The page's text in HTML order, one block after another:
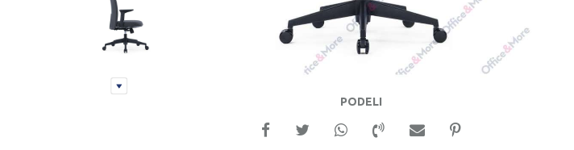
PODELI